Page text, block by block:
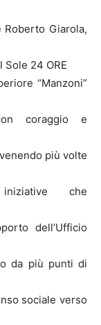
Roberto Giarola,
24 ORE
“Manzoni”
coraggio e
più volte
che
dell’Ufficio
da più punti di
sociale verso